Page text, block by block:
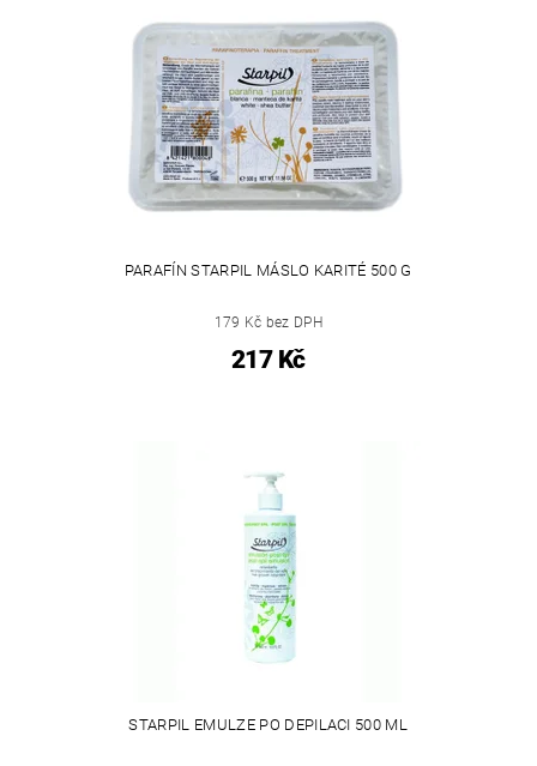
PARAFÍN STARPIL MÁSLO KARITÉ 500 G
179 Kč bez DPH
217 Kč
STARPIL EMULZE PO DEPILACI 500 ML